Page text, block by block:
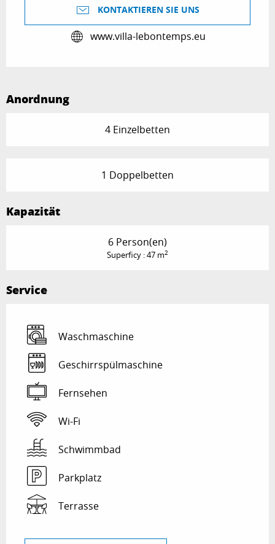
KONTAKTIEREN SIE UNS
www.villa-lebontemps.eu
Anordnung
4 Einzelbetten
1 Doppelbetten
Kapazität
6 Person(en)
Superficy : 47 m2
Service
Waschmaschine
Geschirrspülmaschine
Fernsehen
Wi-Fi
Schwimmbad
Parkplatz
Terrasse